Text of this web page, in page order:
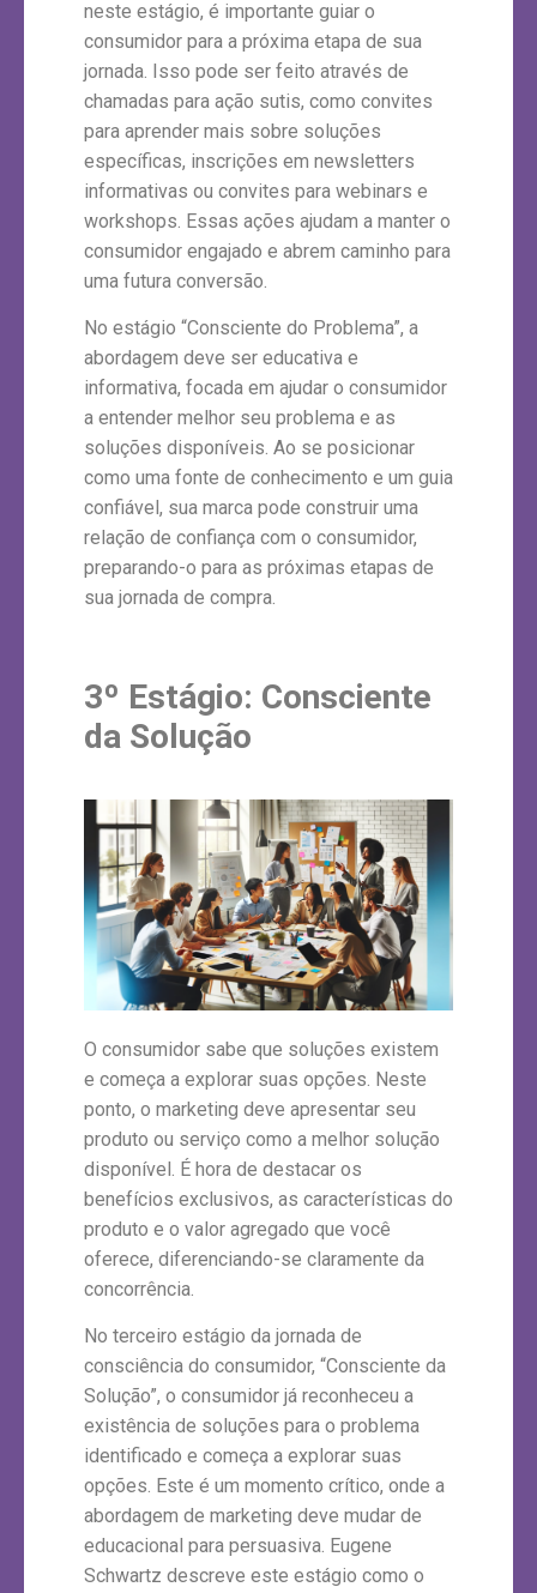
neste estágio, é importante guiar o
consumidor para a próxima etapa de sua
jornada. Isso pode ser feito através de
chamadas para ação sutis, como convites
para aprender mais sobre soluções
específicas, inscrições em newsletters
informativas ou convites para webinars e
workshops. Essas ações ajudam a manter o
consumidor engajado e abrem caminho para
uma futura conversão.
No estágio “Consciente do Problema”, a
abordagem deve ser educativa e
informativa, focada em ajudar o consumidor
a entender melhor seu problema e as
soluções disponíveis. Ao se posicionar
como uma fonte de conhecimento e um guia
confiável, sua marca pode construir uma
relação de confiança com o consumidor,
preparando-o para as próximas etapas de
sua jornada de compra.
3º Estágio: Consciente
da Solução
O consumidor sabe que soluções existem
e começa a explorar suas opções. Neste
ponto, o marketing deve apresentar seu
produto ou serviço como a melhor solução
disponível. É hora de destacar os
benefícios exclusivos, as características do
produto e o valor agregado que você
oferece, diferenciando-se claramente da
concorrência.
No terceiro estágio da jornada de
consciência do consumidor, “Consciente da
Solução”, o consumidor já reconheceu a
existência de soluções para o problema
identificado e começa a explorar suas
opções. Este é um momento crítico, onde a
abordagem de marketing deve mudar de
educacional para persuasiva. Eugene
Schwartz descreve este estágio como o